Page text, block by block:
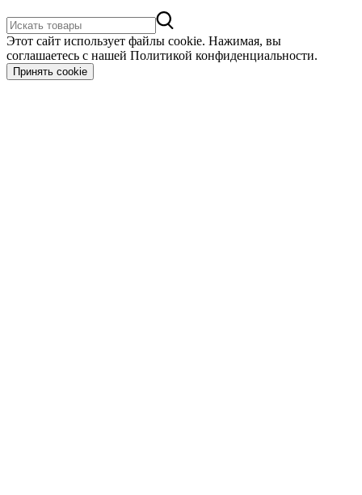
Этот сайт использует файлы cookie. Нажимая, вы
соглашаетесь с нашей Политикой конфиденциальности.
Принять cookie